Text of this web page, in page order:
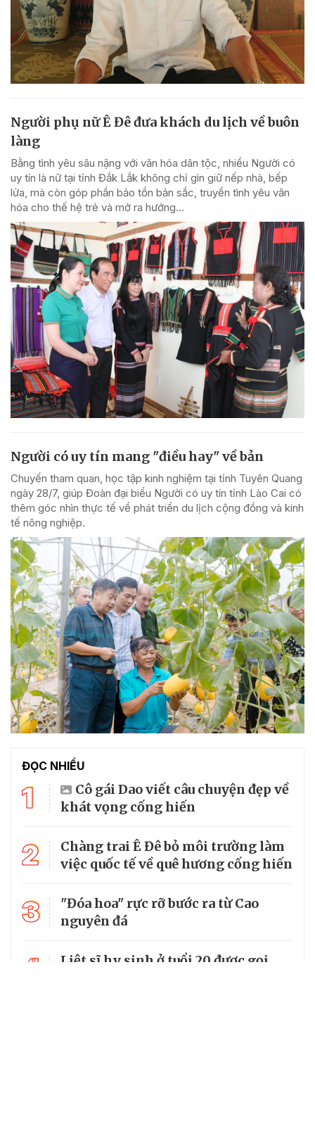
Người phụ nữ Ê Đê đưa khách du lịch về buôn
làng
Bằng tình yêu sâu nặng với văn hóa dân tộc, nhiều Người có
uy tín là nữ tại tỉnh Đắk Lắk không chỉ gìn giữ nếp nhà, bếp
lửa, mà còn góp phần bảo tồn bản sắc, truyền tình yêu văn
hóa cho thế hệ trẻ và mở ra hướng...
Người có uy tín mang "điều hay" về bản
Chuyến tham quan, học tập kinh nghiệm tại tỉnh Tuyên Quang
ngày 28/7, giúp Đoàn đại biểu Người có uy tín tỉnh Lào Cai có
thêm góc nhìn thực tế về phát triển du lịch cộng đồng và kinh
tế nông nghiệp.
ĐỌC NHIỀU
1
Cô gái Dao viết câu chuyện đẹp về
khát vọng cống hiến
2
Chàng trai Ê Đê bỏ môi trường làm
việc quốc tế về quê hương cống hiến
3
"Đóa hoa" rực rỡ bước ra từ Cao
nguyên đá
4
Liệt sĩ hy sinh ở tuổi 20 được gọi